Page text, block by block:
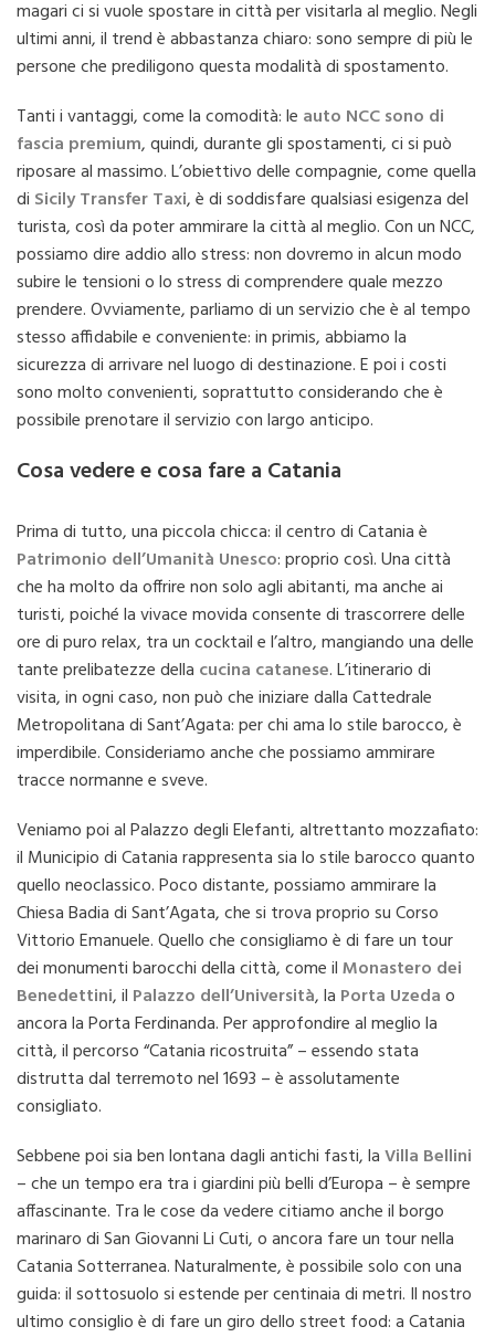
magari ci si vuole spostare in città per visitarla al meglio. Negli
ultimi anni, il trend è abbastanza chiaro: sono sempre di più le
persone che prediligono questa modalità di spostamento.
Tanti i vantaggi, come la comodità: le auto NCC sono di
fascia premium, quindi, durante gli spostamenti, ci si può
riposare al massimo. L’obiettivo delle compagnie, come quella
di Sicily Transfer Taxi, è di soddisfare qualsiasi esigenza del
turista, così da poter ammirare la città al meglio. Con un NCC,
possiamo dire addio allo stress: non dovremo in alcun modo
subire le tensioni o lo stress di comprendere quale mezzo
prendere. Ovviamente, parliamo di un servizio che è al tempo
stesso affidabile e conveniente: in primis, abbiamo la
sicurezza di arrivare nel luogo di destinazione. E poi i costi
sono molto convenienti, soprattutto considerando che è
possibile prenotare il servizio con largo anticipo.
Cosa vedere e cosa fare a Catania
Prima di tutto, una piccola chicca: il centro di Catania è
Patrimonio dell’Umanità Unesco: proprio così. Una città
che ha molto da offrire non solo agli abitanti, ma anche ai
turisti, poiché la vivace movida consente di trascorrere delle
ore di puro relax, tra un cocktail e l’altro, mangiando una delle
tante prelibatezze della cucina catanese. L’itinerario di
visita, in ogni caso, non può che iniziare dalla Cattedrale
Metropolitana di Sant’Agata: per chi ama lo stile barocco, è
imperdibile. Consideriamo anche che possiamo ammirare
tracce normanne e sveve.
Veniamo poi al Palazzo degli Elefanti, altrettanto mozzafiato:
il Municipio di Catania rappresenta sia lo stile barocco quanto
quello neoclassico. Poco distante, possiamo ammirare la
Chiesa Badia di Sant’Agata, che si trova proprio su Corso
Vittorio Emanuele. Quello che consigliamo è di fare un tour
dei monumenti barocchi della città, come ilMonastero dei
Benedettini, il Palazzo dell’Università, la Porta Uzedao
ancora la Porta Ferdinanda. Per approfondire al meglio la
città, il percorso “Catania ricostruita” – essendo stata
distrutta dal terremoto nel 1693 – è assolutamente
consigliato.
Sebbene poi sia ben lontana dagli antichi fasti, laVilla Bellini
– che un tempo era tra i giardini più belli d’Europa – è sempre
affascinante. Tra le cose da vedere citiamo anche il borgo
marinaro di San Giovanni Li Cuti, o ancora fare un tour nella
Catania Sotterranea. Naturalmente, è possibile solo con una
guida: il sottosuolo si estende per centinaia di metri. Il nostro
ultimo consiglio è di fare un giro dello street food: a Catania